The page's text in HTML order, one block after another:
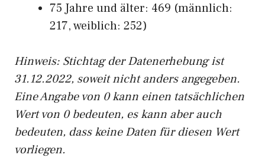
75 Jahre und älter: 469 (männlich:
217, weiblich: 252)
Hinweis: Stichtag der Datenerhebung ist
31.12.2022, soweit nicht anders angegeben.
Eine Angabe von 0 kann einen tatsächlichen
Wert von 0 bedeuten, es kann aber auch
bedeuten, dass keine Daten für diesen Wert
vorliegen.